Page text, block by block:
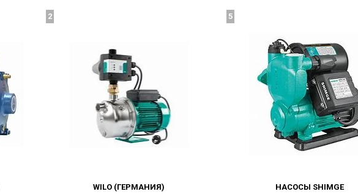
WILO (ГЕРМАНИЯ)
2
НАСОСЫ SHIMGE
5